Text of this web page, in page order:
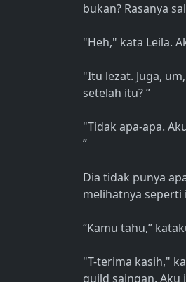
bukan? Rasanya
"Heh," kata Leila.
"Itu lezat. Juga,
setelah itu? ”
"Tidak apa-apa.
”
Dia tidak punya
melihatnya seperti
“Kamu tahu,”
"T-terima kasih,"
guild saingan. Aku